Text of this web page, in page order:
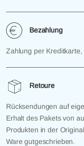
Bezahlung
Zahlung per
Retoure
Rücksendungen auf
Erhalt des Pakets von
Produkten in der
Ware gutgeschrieben.